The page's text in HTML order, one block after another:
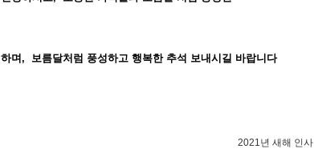
며, 보름달처럼 풍성하고 행복한 추석 보내시길 바랍니다
2021년 새해 인사